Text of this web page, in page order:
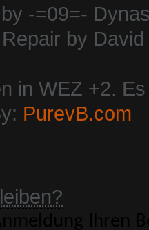
-=09=-
by
in WEZ +2.
PurevB.com